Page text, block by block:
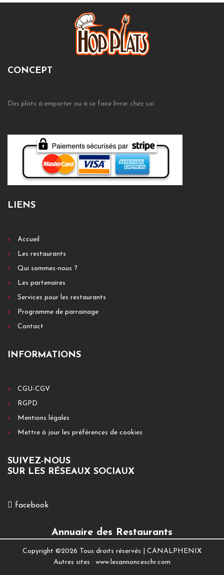
CONCEPT
Des plats à emporter ou à se faire livrer chez soi
LIENS
Accueil
Les restaurants
Qui sommes-nous ?
Les partenaires
Services pour les restaurants
Programme de parrainage
Contact
INFORMATIONS
CGU-CGV
RGPD
Mentions légales
Mettre à jour les préférences de cookies
SUIVEZ-NOUS
SUR LES RÉSEAUX SOCIAUX
facebook
Annuaire des Restaurants
Copyright ©2026 Tous droits réservés | CANALPHENIX
Autres sites : www.lesannonceschr.com